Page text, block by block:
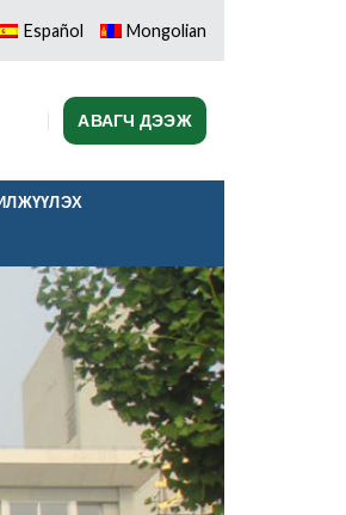
Español Mongolian
АВАГЧ ДЭЭЖ